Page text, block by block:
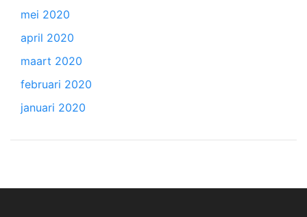
mei 2020
april 2020
maart 2020
februari 2020
januari 2020